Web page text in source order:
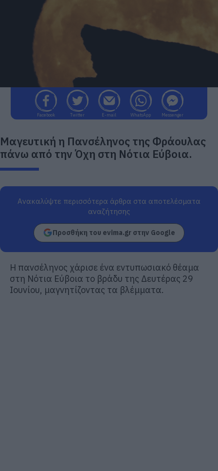
Facebook Twitter E-mail WhatsApp Messenger
Μαγευτική η Πανσέληνος της Φράουλας
πάνω από την Όχη στη Νότια Εύβοια.
Ανακαλύψτε περισσότερα άρθρα στα αποτελέσματα
αναζήτησης
Προσθήκη του evima.gr στην Google
Η πανσέληνος χάρισε ένα εντυπωσιακό θέαμα
στη Νότια Εύβοια το βράδυ της Δευτέρας 29
Ιουνίου, μαγνητίζοντας τα βλέμματα.